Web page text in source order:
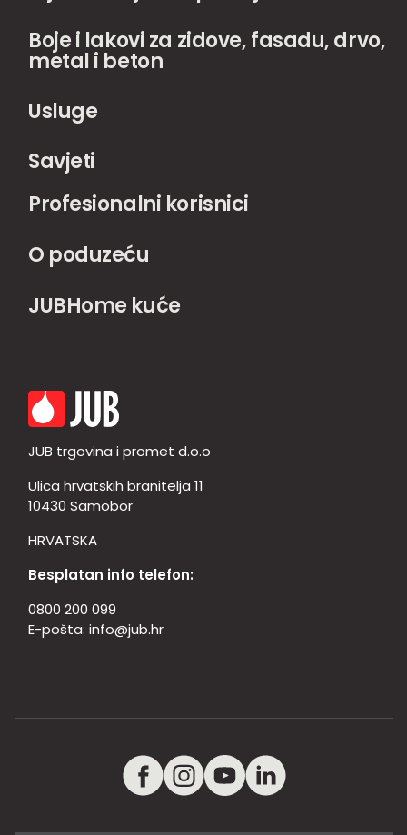
Boje i lakovi za zidove, fasadu, drvo,
metal i beton
Usluge
Savjeti
Profesionalni korisnici
O poduzeću
JUBHome kuće
JUB trgovina i promet d.o.o
Ulica hrvatskih branitelja 11
10430 Samobor
HRVATSKA
Besplatan info telefon:
0800 200 099
E-pošta: info@jub.hr